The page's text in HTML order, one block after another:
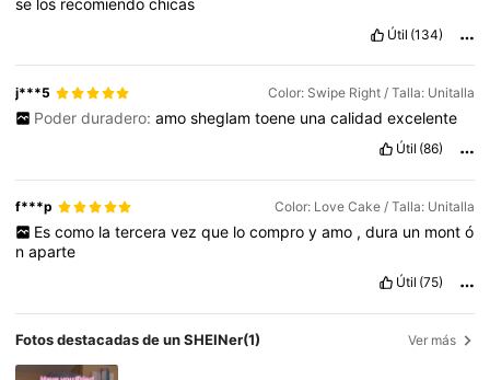
se los recomiendochicas
Útil (134)
j***5 Color: Swipe Right / Talla: Unitalla
Poder duradero: amo sheglam toene una calidad excelente
Útil (86)
f***p Color: Love Cake / Talla: Unitalla
Es como la tercera vez que lo compro y amo , dura un mont ó
naparte
Útil (75)
Fotos destacadas de un SHEINer(1) Ver más